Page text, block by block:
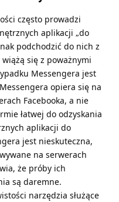
często prowadzi
aplikacji „do
podchodzić do nich z
się z poważnymi
Messengera jest
opiera się na
Facebooka, a nie
łatwej do odzyskania
aplikacji do
jest nieskuteczna,
na serwerach
że próby ich
są daremne.
narzędzia służące